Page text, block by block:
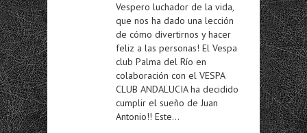
Vespero luchador de la vida,
que nos ha dado una lección
de cómo divertirnos y hacer
feliz a las personas! El Vespa
club Palma del Río en
colaboración con el VESPA
CLUB ANDALUCIA ha decidido
cumplir el sueño de Juan
Antonio!! Este…